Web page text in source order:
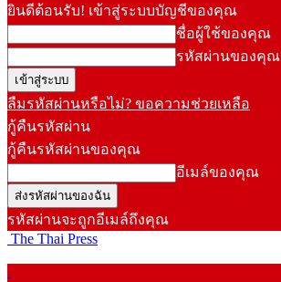
ยินดีต้อนรับ! เข้าสู่ระบบบัญชีของคุณ
ชื่อผู้ใช้ของคุณ
รหัสผ่านของคุณ
ลืมรหัสผ่านหรือไม่? ขอความช่วยเหลือ
กู้คืนรหัสผ่าน
กู้คืนรหัสผ่านของคุณ
อีเมล์ของคุณ
รหัสผ่านจะถูกอีเมล์ถึงคุณ
The Thai Press